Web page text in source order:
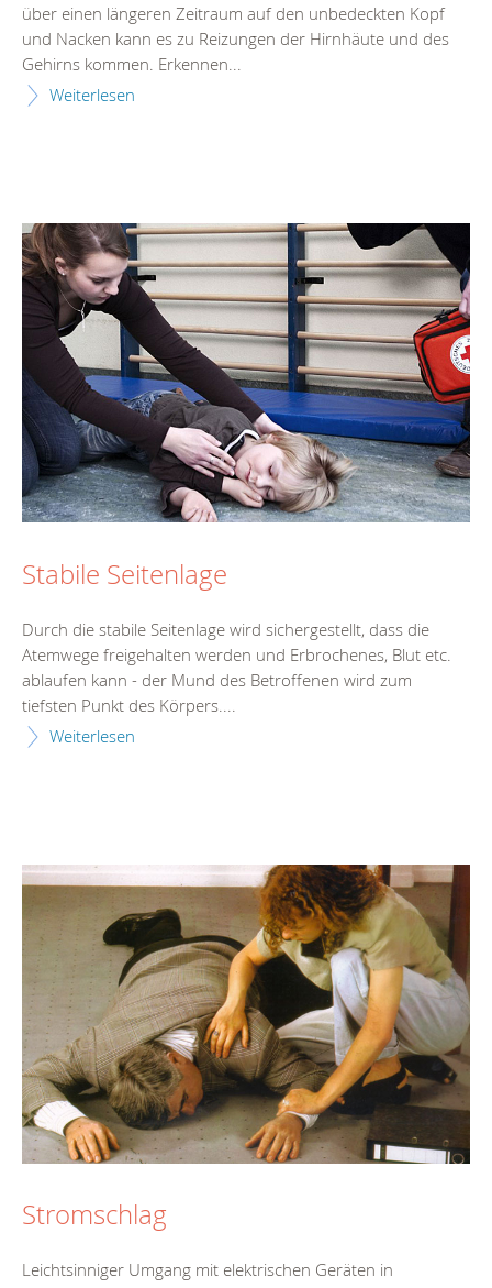
über einen längeren Zeitraum auf den unbedeckten Kopf
und Nacken kann es zu Reizungen der Hirnhäute und des
Gehirns kommen. Erkennen...
Weiterlesen
Stabile Seitenlage
Durch die stabile Seitenlage wird sichergestellt, dass die
Atemwege freigehalten werden und Erbrochenes, Blut etc.
ablaufen kann - der Mund des Betroffenen wird zum
tiefsten Punkt des Körpers....
Weiterlesen
Stromschlag
Leichtsinniger Umgang mit elektrischen Geräten in